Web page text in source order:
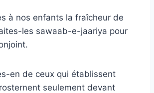
à nos enfants la fraîcheur de
les sawaab-e-jaariya pour
en de ceux qui établissent
seulement devant